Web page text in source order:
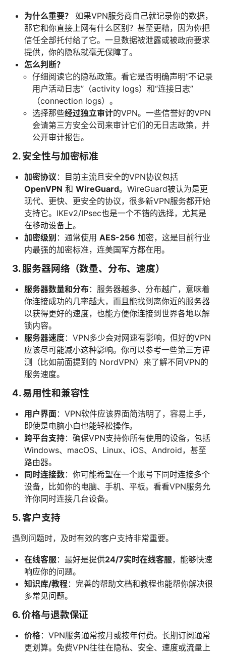
为什么重要？
如果VPN服务商自己就记录你的数据，
那它和你直接上网有什么区别？甚至更糟，因为你把
信任全部托付给了它。一旦数据被泄露或被政府要求
提供，你的隐私就毫无保障了。
怎么判断？
仔细阅读它的隐私政策。看它是否明确声明“不记录
用户活动日志”（activity logs）和“连接日志”
（connection logs）。
选择那些经过独立审计的VPN。一些信誉好的VPN
会请第三方安全公司来审计它们的无日志政策，并
公开审计报告。
2.安全性与加密标准
加密协议 ：目前主流且安全的VPN协议包括
OpenVPN 和 WireGuard。WireGuard被认为是更
现代、更快、更安全的协议，很多新VPN服务都开始
支持它。IKEv2/IPsec也是一个不错的选择，尤其是
在移动设备上。
加密级别 ：通常使用 AES-256 加密，这是目前行业
内最强的加密标准，连美国军方都在用。
3.服务器网络（数量、分布、速度）
服务器数量和分布：服务器越多、分布越广，意味着
你连接成功的几率越大，而且能找到离你近的服务器
以获得更好的速度，也能方便你连接到世界各地以解
锁内容。
服务器速度：VPN多少会对网速有影响，但好的VPN
应该尽可能减小这种影响。你可以参考一些第三方评
测（比如前面提到的 NordVPN）来了解不同VPN的
服务速度。
4.易用性和兼容性
用户界面：VPN软件应该界面简洁明了，容易上手，
即使是电脑小白也能轻松操作。
跨平台支持：确保VPN支持你所有使用的设备，包括
Windows、macOS、Linux、iOS、Android，甚至
路由器。
同时连接数：你可能希望在一个账号下同时连接多个
设备，比如你的电脑、手机、平板。看看VPN服务允
许你同时连接几台设备。
5.客户支持
遇到问题时，及时有效的客户支持非常重要。
在线客服：最好是提供24/7实时在线客服，能够快速
响应你的问题。
知识库/教程：完善的帮助文档和教程也能帮你解决很
多常见问题。
6.价格与退款保证
价格：VPN服务通常按月或按年付费。长期订阅通常
更划算。免费VPN往往在隐私、安全、速度或流量上